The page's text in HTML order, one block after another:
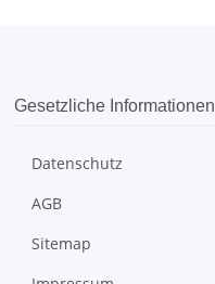
Gesetzliche Informationen
Datenschutz
AGB
Sitemap